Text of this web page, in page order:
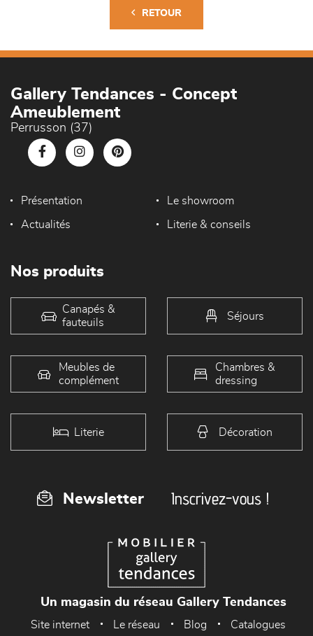
RETOUR
Gallery Tendances - Concept
Ameublement
Perrusson (37)
Présentation Le showroom
Actualités Literie & conseils
Nos produits
Canapés &
fauteuils
Séjours
Meubles de
complément
Chambres &
dressing
Literie Décoration
Newsletter Inscrivez-vous !
Un magasin du réseau Gallery Tendances
Site internet Le réseau Blog Catalogues